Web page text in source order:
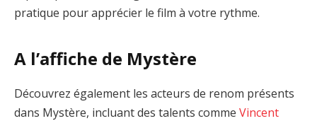
pratique pour apprécier le film à votre rythme.
A l’affiche de Mystère
Découvrez également les acteurs de renom présents
dans Mystère, incluant des talents comme Vincent